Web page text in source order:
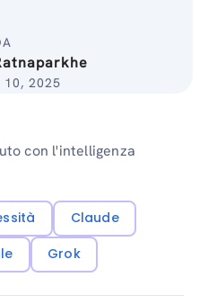
10, 2025
con l'intelligenza
Claude
Grok